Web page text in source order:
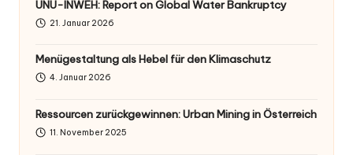
UNU-INWEH: Report on Global Water Bankruptcy
21. Januar 2026
Menügestaltung als Hebel für den Klimaschutz
4. Januar 2026
Ressourcen zurückgewinnen: Urban Mining in Österreich
11. November 2025